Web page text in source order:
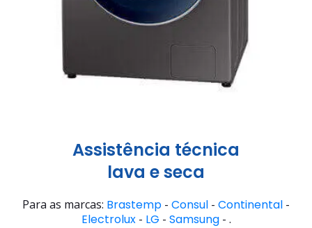
Assistência técnica
lava e seca
Para as marcas: Brastemp - Consul - Continental -
Electrolux- LG - Samsung- .